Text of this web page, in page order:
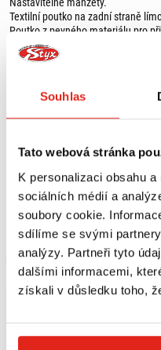
Souhlas
Tato webová stránka
K personalizaci obsahu
sociálních médií a
soubory cookie.
sdílíme se svými
analýzy. Partneři tyto
dalšími informacemi,
získali v důsledku toho,
Textilní poutko na zadní straně
Poutko z pevného materiálu pro
univerzální.
Chrániče na loktech a ramenou.
Chrániče ramen úrovně CE 1.
MATERIÁLY: fybrex, síťovina a 3D
HMOTNOST: 1,64 kg
MOHLO BY SE VÁM